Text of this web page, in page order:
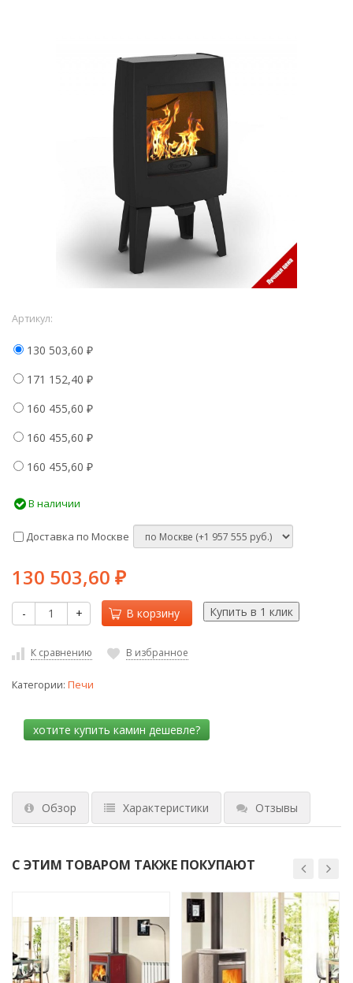
Артикул:
130 503,60 ₽
171 152,40 ₽
160 455,60 ₽
160 455,60 ₽
160 455,60 ₽
В наличии
Доставка по Москве
130 503,60 ₽
- + В корзину
К сравнению В избранное
Категории: Печи
Обзор Характеристики Отзывы
С ЭТИМ ТОВАРОМ ТАКЖЕ ПОКУПАЮТ